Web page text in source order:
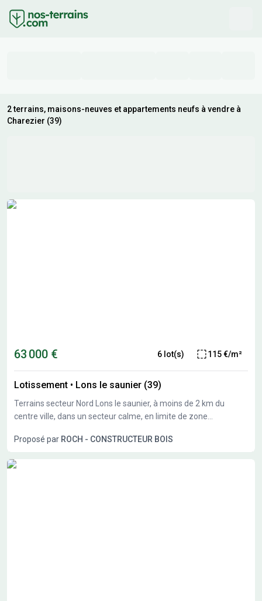
2 terrains, maisons-neuves et appartements neufs à vendre à
Charezier (39)
Résultats de recherche
63 000 € 6 lot(s) 115 €/m²
Lotissement • Lons le saunier (39)
Terrains secteur Nord Lons le saunier, à moins de 2 km du
centre ville, dans un secteur calme, en limite de zone
constructibles de 550 à 1300M²
Proposé par ROCH - CONSTRUCTEUR BOIS